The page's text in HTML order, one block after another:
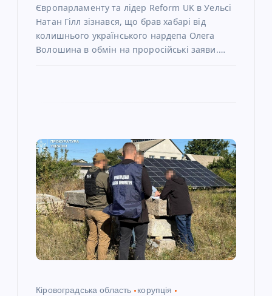
Європарламенту та лідер Reform UK в Уельсі
Натан Гілл зізнався, що брав хабарі від
колишнього українського нардепа Олега
Волошина в обмін на проросійські заяви.…
Кіровоградська область
корупція